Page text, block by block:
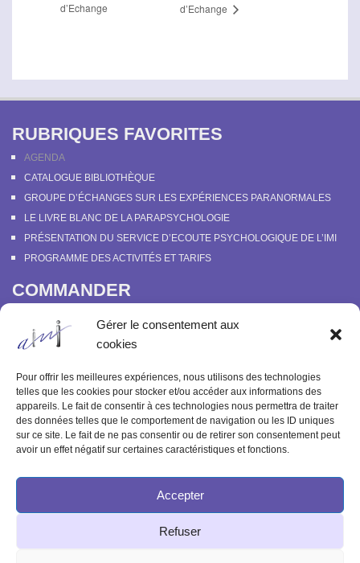
Gérer le consentement aux
cookies
Pour offrir les meilleures expériences, nous utilisons des technologies
telles que les cookies pour stocker et/ou accéder aux informations des
appareils. Le fait de consentir à ces technologies nous permettra de traiter
des données telles que le comportement de navigation ou les ID uniques
sur ce site. Le fait de ne pas consentir ou de retirer son consentement peut
avoir un effet négatif sur certaines caractéristiques et fonctions.
Accepter
Refuser
d’Echange
d’Echange
RUBRIQUES FAVORITES
AGENDA
CATALOGUE BIBLIOTHÈQUE
GROUPE D’ÉCHANGES SUR LES EXPÉRIENCES PARANORMALES
LE LIVRE BLANC DE LA PARAPSYCHOLOGIE
PRÉSENTATION DU SERVICE D’ECOUTE PSYCHOLOGIQUE DE L’IMI
PROGRAMME DES ACTIVITÉS ET TARIFS
COMMANDER
SOUTENIR L’INSTITUT MÉTAPSYCHIQUE
COMMANDER OU FEUILLETER “LE BULLETIN MÉTAPSYCHIQUE” ET
“MÉTAPSYCHIQUE”
ARCHIVES
ACTIVITÉS PASSÉES
© 2003-2025 INSTITUT MÉTAPSYCHIQUE
INTERNATIONAL
51 rue de l'Aqueduc 75010 Paris - Tél : 09 83 68 23 85